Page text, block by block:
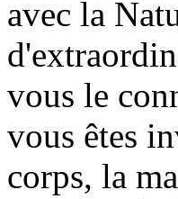
avec la
vous le
vous êtes
corps, la